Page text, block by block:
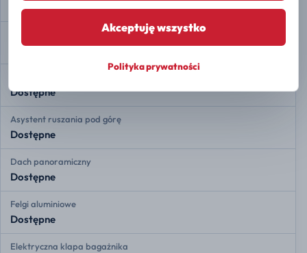
Dostępne
Asystent zjazdu ze wzniesienia
Dostępne
Dostępne
Asystent ruszania pod górę
Dostępne
Dach panoramiczny
Dostępne
Felgi aluminiowe
Dostępne
Elektryczna klapa bagażnika
Akceptuję wszystko
Polityka prywatności